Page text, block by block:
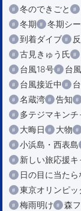
冬のできごと
冬期
冬期シ
到着ダイブ
古見きゅう氏
台風18号
台
台風接近中
名蔵湾
告知
多テジマキンチ
大晦日
大物
小浜島・西表島
新しい旅応援キ
日の目に当た
東京オリンピ
梅雨明け
森